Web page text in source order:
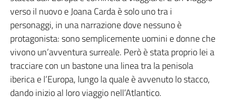
verso il nuovo e Joana Carda è solo uno tra i
personaggi, in una narrazione dove nessuno è
protagonista: sono semplicemente uomini e donne che
vivono un’avventura surreale. Però è stata proprio lei a
tracciare con un bastone una linea tra la penisola
iberica e l’Europa, lungo la quale è avvenuto lo stacco,
dando inizio al loro viaggio nell’Atlantico.